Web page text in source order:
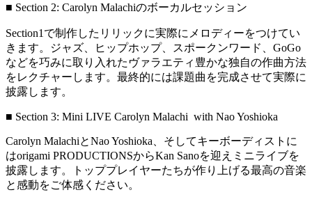
■ Section 2: Carolyn Malachiのボーカルセッション
Section1で制作したリリックに実際にメロディーをつけてい
きます。ジャズ、ヒップホップ、スポークンワード、GoGo
などを巧みに取り入れたヴァラエティ豊かな独自の作曲方法
をレクチャーします。最終的には課題曲を完成させて実際に
披露します。
■ Section 3: Mini LIVE Carolyn Malachi with Nao Yoshioka
Carolyn MalachiとNao Yoshioka、そしてキーボーディストに
はorigami PRODUCTIONSからKan Sanoを迎えミニライブを
披露します。トッププレイヤーたちが作り上げる最高の音楽
と感動をご体感ください。